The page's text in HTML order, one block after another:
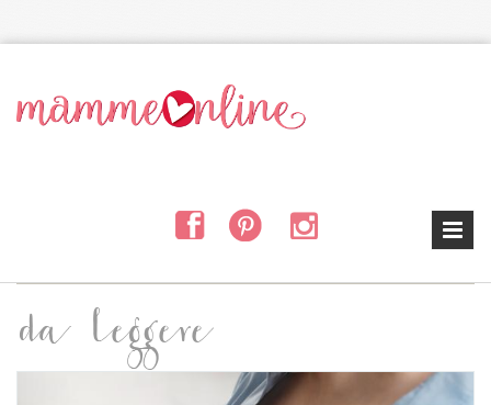
da leggere